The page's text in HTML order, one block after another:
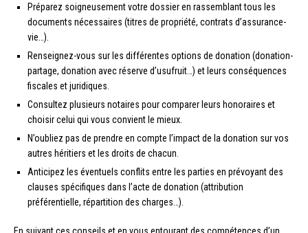
Préparez soigneusement votre dossier en rassemblant tous les
documents nécessaires (titres de propriété, contrats d’assurance-
vie…).
Renseignez-vous sur les différentes options de donation (donation-
partage, donation avec réserve d’usufruit…) et leurs conséquences
fiscales et juridiques.
Consultez plusieurs notaires pour comparer leurs honoraires et
choisir celui qui vous convient le mieux.
N’oubliez pas de prendre en compte l’impact de la donation sur vos
autres héritiers et les droits de chacun.
Anticipez les éventuels conflits entre les parties en prévoyant des
clauses spécifiques dans l’acte de donation (attribution
préférentielle, répartition des charges…).